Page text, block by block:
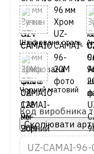
Код виробника
Скопіювати
UZ-CAMAI-96-